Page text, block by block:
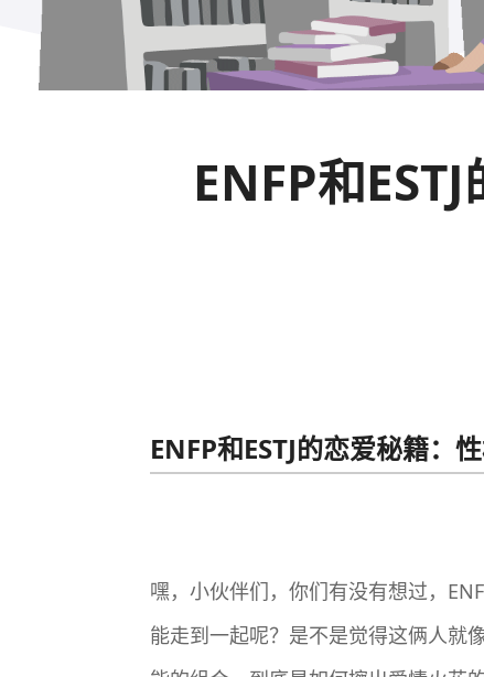
ENFP和
ENFP和ESTJ的恋爱秘籍：
嘿，小伙伴们，你们有没有想过，
能走到一起呢？是不是觉得这俩人就